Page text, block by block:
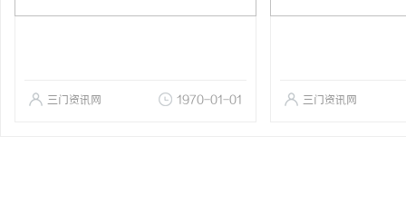
三门资讯网 1970-01-01 三门资讯网